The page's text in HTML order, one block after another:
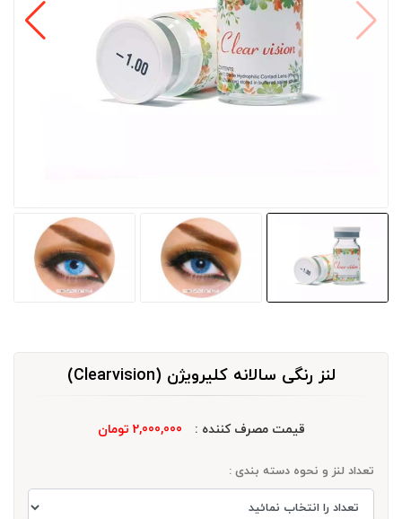
لنز رنگی سالانه کلیرویژن (Clearvision)
قیمت مصرف کننده : 2,000,000 تومان
تعداد لنز و نحوه دسته بندی :